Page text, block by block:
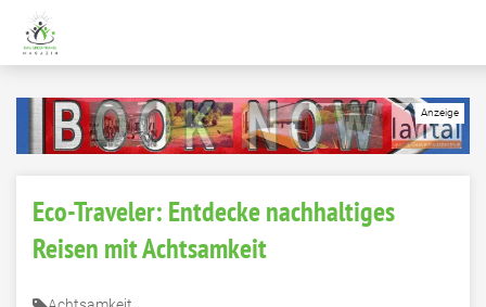
Eco-Traveler: Entdecke nachhaltiges
Reisen mit Achtsamkeit